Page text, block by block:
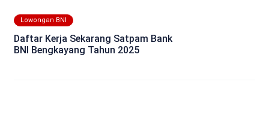
Lowongan BNI
Daftar Kerja Sekarang Satpam Bank
BNI Bengkayang Tahun 2025